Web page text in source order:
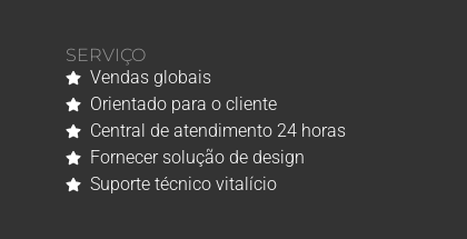
SERVIÇO
Vendas globais
Orientado para o cliente
Central de atendimento 24 horas
Fornecer solução de design
Suporte técnico vitalício